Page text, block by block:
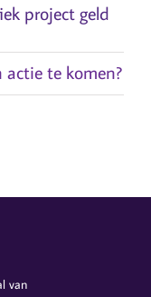
project geld
te komen?
van